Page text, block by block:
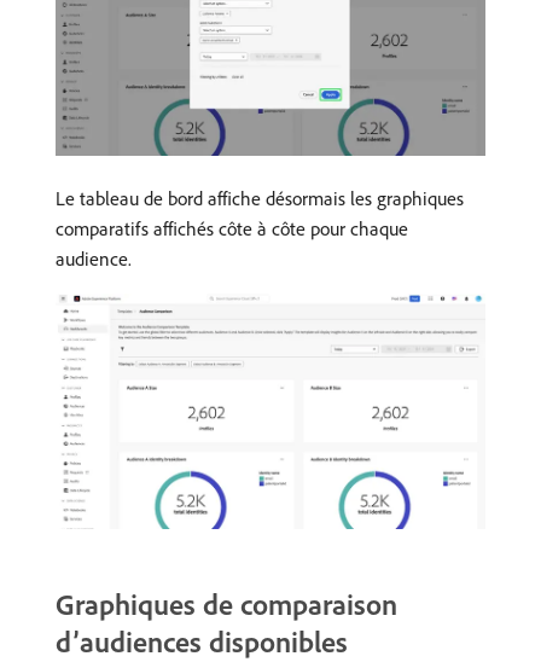
Le tableau de bord affiche désormais les graphiques
comparatifs affichés côte à côte pour chaque
audience.
Graphiques de comparaison
d’audiences disponibles